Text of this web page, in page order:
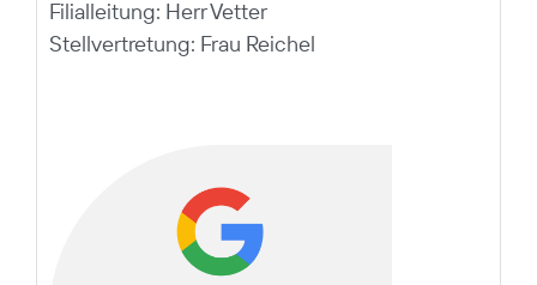
Filialleitung: Herr Vetter
Stellvertretung: Frau Reichel